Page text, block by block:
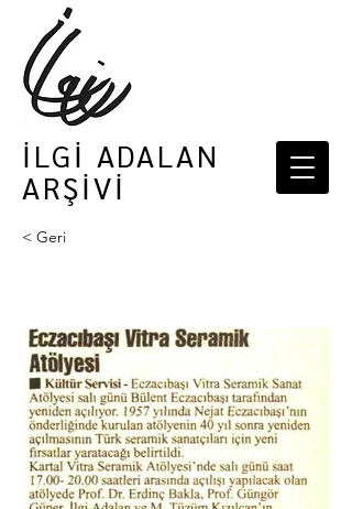
İLGİ ADALAN
ARŞİVİ
< Geri